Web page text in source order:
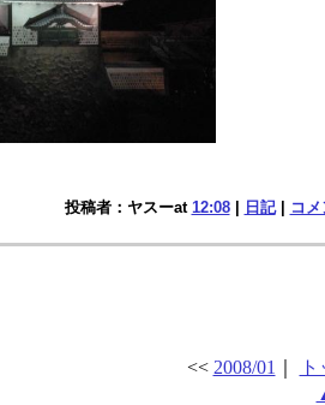
投稿者：ヤスーat 12:08| 日記| コ
<< 2008/01